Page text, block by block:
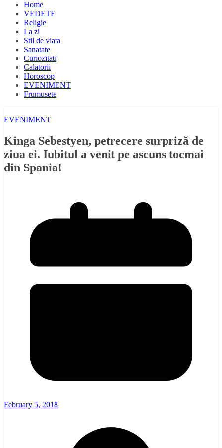
Home
VEDETE
Religie
La zi
Stil de viata
Sanatate
Curiozitati
Calatorii
Horoscop
EVENIMENT
Frumusete
EVENIMENT
Kinga Sebestyen, petrecere surpriză de
ziua ei. Iubitul a venit pe ascuns tocmai
din Spania!
February 5, 2018